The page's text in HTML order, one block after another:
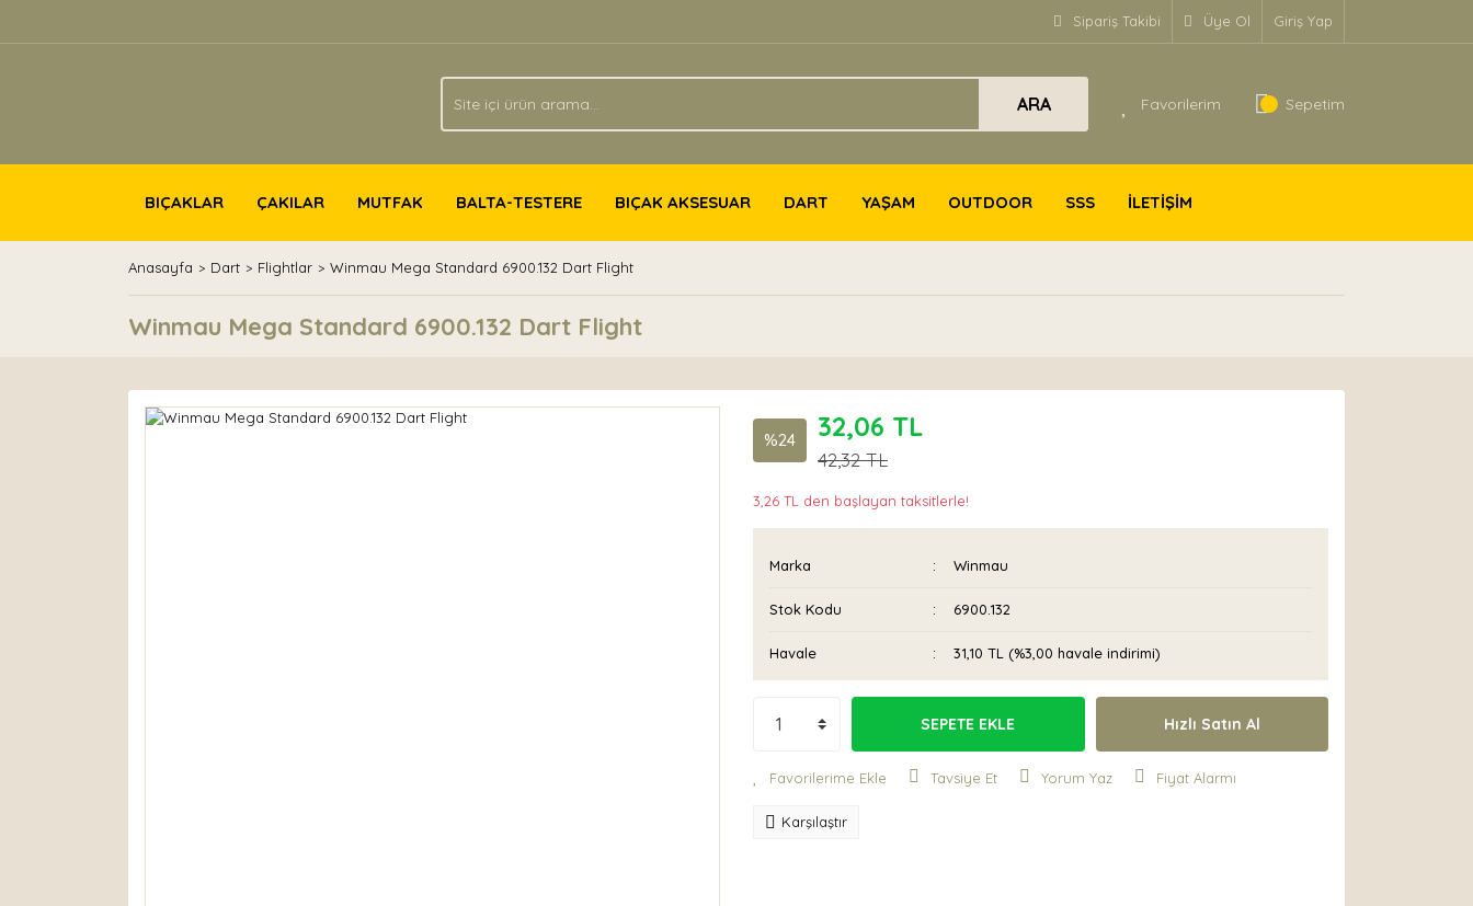
Sipariş Takibi Üye Ol Giriş Yap
ARA Favorilerim Sepetim
BIÇAKLAR ÇAKILAR MUTFAK BALTA-TESTERE BIÇAK AKSESUAR DART YAŞAM OUTDOOR SSS İLETİŞİM
Anasayfa Dart Flightlar Winmau Mega Standard 6900.132 Dart Flight
Winmau Mega Standard 6900.132 Dart Flight
%24 32,06 TL
42,32 TL
3,26 TL den başlayan taksitlerle!
Marka Winmau
Stok Kodu 6900.132
Havale 31,10 TL (%3,00 havale indirimi)
SEPETE EKLE Hızlı Satın Al
Tavsiye Et Yorum Yaz Fiyat Alarmı
Karşılaştır